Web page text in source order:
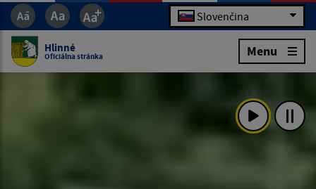
Slovenčina
Hlinné
Oficiálna stránka Menu